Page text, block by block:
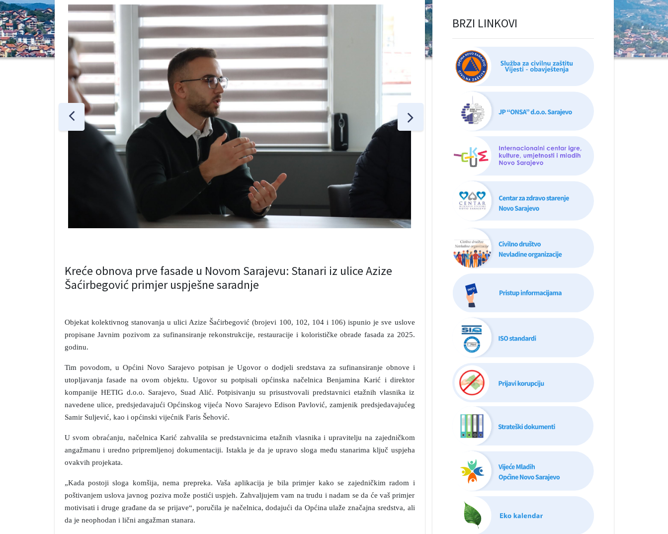
Kreće obnova prve fasade u Novom Sarajevu: Stanari iz ulice Azize
Šaćirbegović primjer uspješne saradnje
Objekat kolektivnog stanovanja u ulici Azize Šaćirbegović (brojevi 100, 102, 104 i 106) ispunio je sve uslove
propisane Javnim pozivom za sufinansiranje rekonstrukcije, restauracije i kolorističke obrade fasada za 2025.
godinu.
Tim povodom, u Općini Novo Sarajevo potpisan je Ugovor o dodjeli sredstava za sufinansiranje obnove i
utopljavanja fasade na ovom objektu. Ugovor su potpisali općinska načelnica Benjamina Karić i direktor
kompanije HETIG d.o.o. Sarajevo, Suad Alić. Potpisivanju su prisustvovali predstavnici etažnih vlasnika iz
navedene ulice, predsjedavajući Općinskog vijeća Novo Sarajevo Edison Pavlović, zamjenik predsjedavajućeg
Samir Suljević, kao i općinski vijećnik Faris Šehović.
U svom obraćanju, načelnica Karić zahvalila se predstavnicima etažnih vlasnika i upravitelju na zajedničkom
angažmanu i uredno pripremljenoj dokumentaciji. Istakla je da je upravo sloga među stanarima ključ uspjeha
ovakvih projekata.
„Kada postoji sloga komšija, nema prepreka. Vaša aplikacija je bila primjer kako se zajedničkim radom i
poštivanjem uslova javnog poziva može postići uspjeh. Zahvaljujem vam na trudu i nadam se da će vaš primjer
motivisati i druge građane da se prijave“, poručila je načelnica, dodajući da Općina ulaže značajna sredstva, ali
da je neophodan i lični angažman stanara.
BRZI LINKOVI